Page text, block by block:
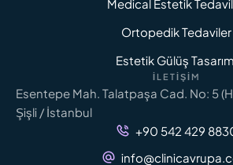
Medical Estetik
Ortopedik Tedaviler
Estetik Gülüş
İLETIŞIM
Esentepe Mah. Talatpaşa Cad. No: 5
Şişli / İstanbul
+90 542 429